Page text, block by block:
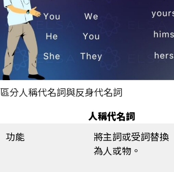
區分人稱代名詞與反身代名詞
人稱代名詞
功能
將主詞或受詞替換
為人或物。